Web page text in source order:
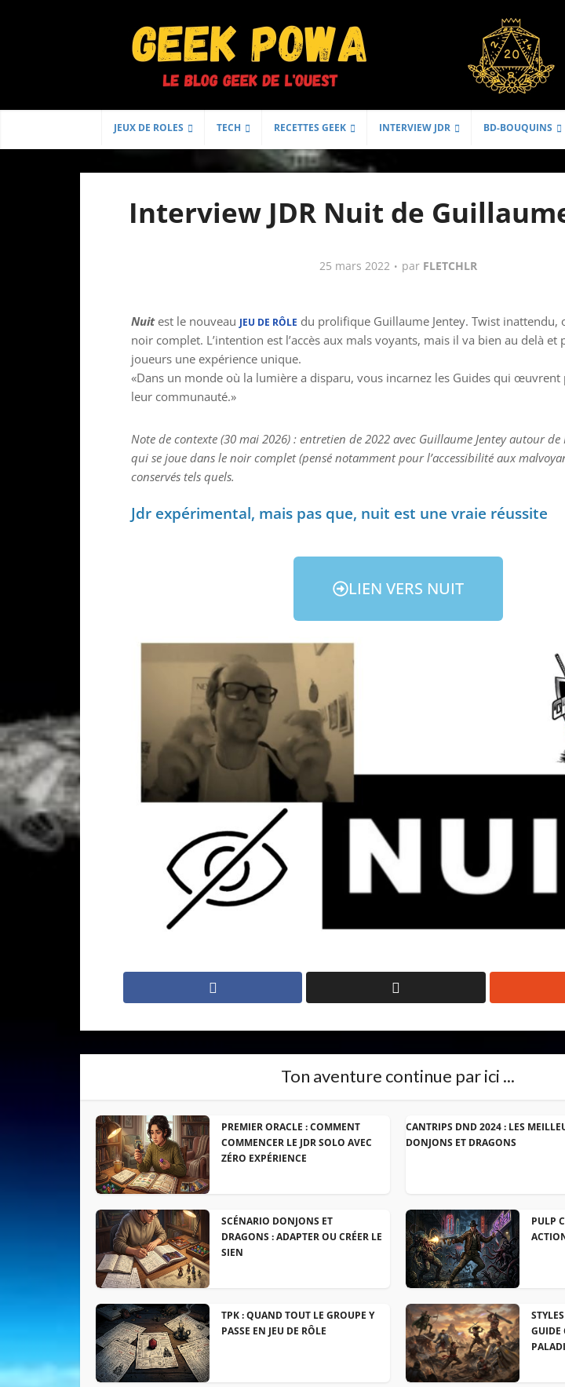
JEUX DE ROLES TECH RECETTES GEEK INTERVIEW JDR BD-BOUQUINS
Interview JDR Nuit de
25 mars 2022 par FLETCHLR
Nuitest le nouveau JEU DE RÔLE du prolifique Guillaume Jentey. Twist inattendu,
noir complet. L’intention est l’accès aux mals voyants, mais il va bien au delà et
joueurs une expérience unique.
«Dans un monde où la lumière a disparu, vous incarnez les Guides qui
leur communauté.»
Note de contexte (30 mai 2026) : entretien de 2022 avec Guillaume Jentey autour
qui se joue dans le noir complet (pensé notamment pour l’accessibilité aux
conservés tels quels.
Jdr expérimental, mais pas que, nuit est une vraie réussite
LIEN VERS NUIT
Ton aventure continue par ici ...
PREMIER ORACLE : COMMENT
COMMENCER LE JDR SOLO AVEC
ZÉRO EXPÉRIENCE
CANTRIPS DND 2024 : LES
DONJONS ET DRAGONS
SCÉNARIO DONJONS ET
DRAGONS : ADAPTER OU CRÉER LE
SIEN
PULP
TPK : QUAND TOUT LE GROUPE Y
PASSE EN JEU DE RÔLE
GUIDE